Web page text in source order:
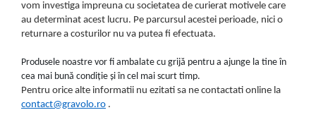
vom investiga impreuna cu societatea de curierat motivele care
au determinat acest lucru. Pe parcursul acestei perioade, nici o
returnare a costurilor nu va putea fi efectuata.
Produsele noastre vor fi ambalate cu grijă pentru a ajunge la tine în
cea mai bună condiție și în cel mai scurt timp.
Pentru orice alte informatii nu ezitati sa ne contactati online la
contact@gravolo.ro .